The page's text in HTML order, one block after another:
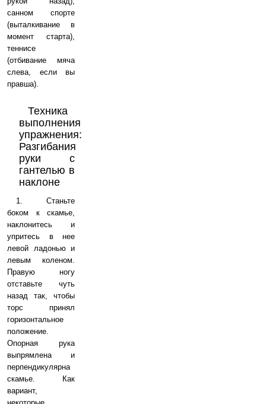
санном спорте
(выталкивание в
момент старта),
теннисе
(отбивание мяча
слева, если вы
правша).
Техника
выполнения
упражнения:
Разгибания
руки с
гантелью в
наклоне
1. Станьте
боком к скамье,
наклонитесь и
упритесь в нее
левой ладонью и
левым коленом.
Правую ногу
отставьте чуть
назад так, чтобы
торс принял
горизонтальное
положение.
Опорная рука
выпрямлена и
перпендикулярна
скамье. Как
вариант,